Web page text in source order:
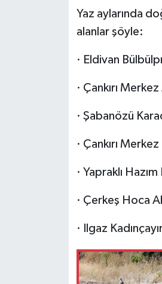
Yaz aylarında
alanlar şöyle:
· Eldivan
· Çankırı
· Şabanözü
· Çankırı
· Yapraklı
· Çerkeş Hoca
· Ilgaz